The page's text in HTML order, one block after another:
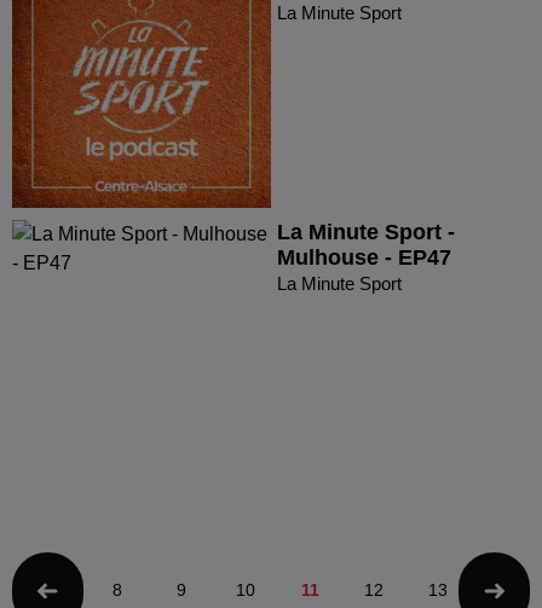
La Minute Sport
La Minute Sport -
Mulhouse - EP47
La Minute Sport
8 9 10 11 12 13 14